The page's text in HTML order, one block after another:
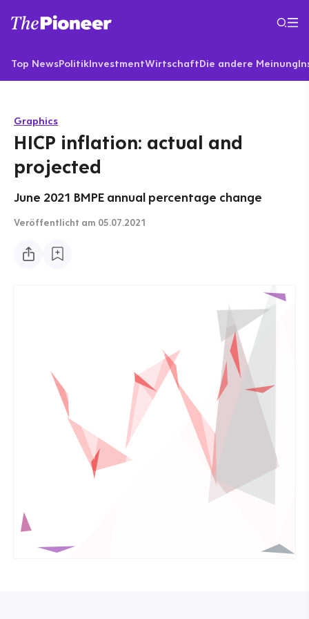
Top NewsPolitikInvestmentWirtschaftDie andere Meinung
Graphics
HICP inflation: actual and
projected
June 2021 BMPE annual percentage change
Veröffentlicht am 05.07.2021